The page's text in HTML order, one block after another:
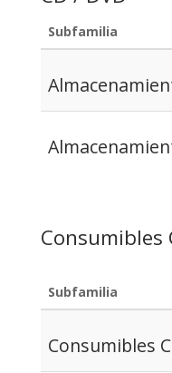
Subfamilia
Consumibles
Subfamilia
Consumibles